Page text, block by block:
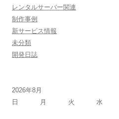
レンタルサーバー関連
制作事例
新サービス情報
未分類
開発日誌
2026年8月
日
月 火 水